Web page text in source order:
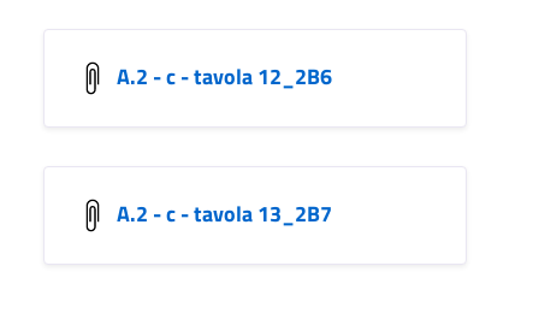
A.2 - c - tavola 12_2B6
A.2 - c - tavola 13_2B7